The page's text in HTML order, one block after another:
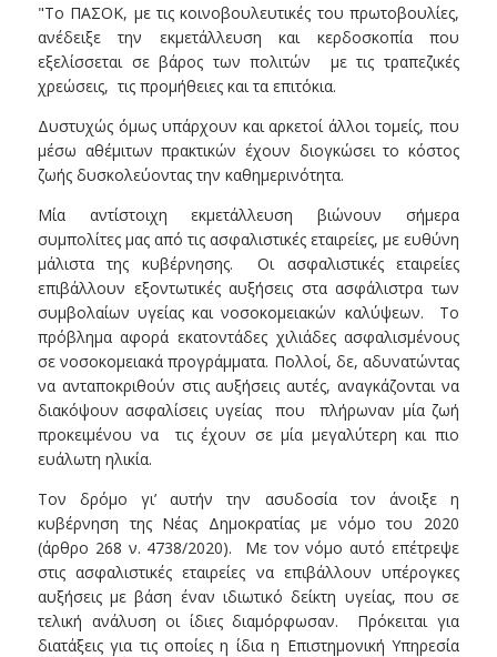
"Το ΠΑΣΟΚ, με τις κοινοβουλευτικές του πρωτοβουλίες,
ανέδειξε την εκμετάλλευση και κερδοσκοπία που
εξελίσσεται σε βάρος των πολιτών με τις τραπεζικές
χρεώσεις, τις προμήθειες και τα επιτόκια.
Δυστυχώς όμως υπάρχουν και αρκετοί άλλοι τομείς, που
μέσω αθέμιτων πρακτικών έχουν διογκώσει το κόστος
ζωής δυσκολεύοντας την καθημερινότητα.
Μία αντίστοιχη εκμετάλλευση βιώνουν σήμερα
συμπολίτες μας από τις ασφαλιστικές εταιρείες, με ευθύνη
μάλιστα της κυβέρνησης. Οι ασφαλιστικές εταιρείες
επιβάλλουν εξοντωτικές αυξήσεις στα ασφάλιστρα των
συμβολαίων υγείας και νοσοκομειακών καλύψεων. Το
πρόβλημα αφορά εκατοντάδες χιλιάδες ασφαλισμένους
σε νοσοκομειακά προγράμματα. Πολλοί, δε, αδυνατώντας
να ανταποκριθούν στις αυξήσεις αυτές, αναγκάζονται να
διακόψουν ασφαλίσεις υγείας που πλήρωναν μία ζωή
προκειμένου να τις έχουν σε μία μεγαλύτερη και πιο
ευάλωτη ηλικία.
Τον δρόμο γι’ αυτήν την ασυδοσία τον άνοιξε η
κυβέρνηση της Νέας Δημοκρατίας με νόμο του 2020
(άρθρο 268 ν. 4738/2020). Με τον νόμο αυτό επέτρεψε
στις ασφαλιστικές εταιρείες να επιβάλλουν υπέρογκες
αυξήσεις με βάση έναν ιδιωτικό δείκτη υγείας, που σε
τελική ανάλυση οι ίδιες διαμόρφωσαν. Πρόκειται για
διατάξεις για τις οποίες η ίδια η Επιστημονική Υπηρεσία